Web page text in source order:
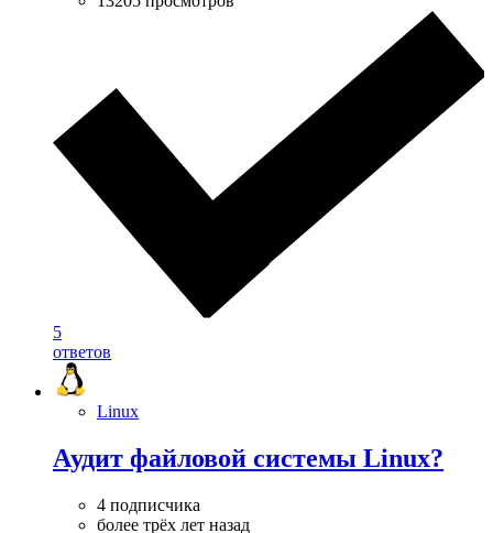
5
ответов
Linux
Аудит файловой системы Linux?
4 подписчика
более трёх лет назад